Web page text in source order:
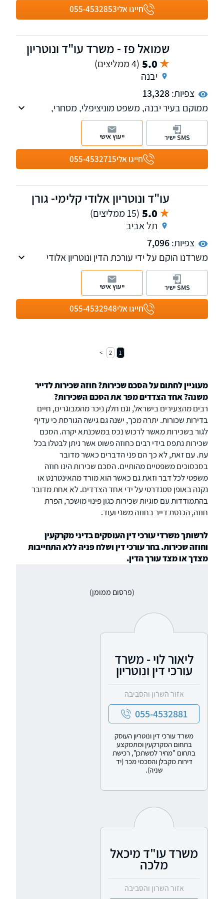
חייגו אלי055-4532853
שמואל פז - משרד עו"ד ונוטריון
5.0 (4 ממליצים)
יבנה
צפיות:13,328
ממוקם בעיר יבנה, משפט מוניציפלי, מסחרי,
מקרקעין, משפט מסחרי, דיני משפחה, נוטריון.
חייגו אלי055-4532715
SMS ישיר ייעוץ אישי
עו"ד ונוטריון אלודי קלימי- גורן
5.0 (15 ממליצים)
תל אביב
צפיות:7,096
משרדנו הוקם על ידי עורכת הדין ונוטריון אלודי
קלימי-גורן בשנת 2019 לאחר שצברה ניסיון של
שנים באחד מהמשרדים המובילים בתחום
המקרקעין.
משרדנו עוסק גם בנושא אזרחות צרפתית.
חייגו אלי055-4532948
SMS ישיר ייעוץ אישי
1
2
מעוניין לחתום על הסכם שכירות? חוזה שכירות לדייר
משנה? אחד הצדדים מפר את הסכם השכירות?
רבים מהצעירים בישראל, וגם חלק ניכר מהמבוגרים, חיים
בדירות שכורות. יתרה מכך, ישנה גם גישה הגורסת כי עדיף
לגור בשכירות מאשר לרכוש נכס במשכנתא יקרה. הסכם
שכירות נתפס בידי רבים כחוזה פשוט אשר ניתן לבטלו בכל
עת. עם זאת, לא כך הם פני הדברים כאשר מדובר
בסכסוכים משפטיים מהותיים. הסכם שכירות הינו חוזה
משפטי לכל דבר וזאת גם כאשר הוא מורד מהאינטרנט או
נקנה באופן סטנדרטי על ידי אחד הצדדים. לא אחת מדובר
בהתמודדות עם סוגיות שכירות כגון פינוי מושכר, הפרת
חוזה, הכנסת דייר בחוזה משני ועוד.
לרשותך משרדי עורכי דין העוסקים בדיני מקרקעין
וחוזה שכירות. בחר עורכי דין ושלח פניה ללא התחייבות
מצדך או מצד עורך הדין.
(פרסום ממומן)
ליאור לוי - משרד
עורכי דין ונוטריון
אזור השרון והסביבה
055-4532881
משרד עורכי דין ונוטריון העוסק
בתחום המקרקעין ומתמקצע
בתחום "מחיר למשתכן", רכישת
דירות מקבלן והסכמי מכר (יד
שניה).
משרד עו"ד מיכאל
מלכה
אזור השרון והסביבה